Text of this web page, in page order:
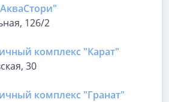
126/2
комплекс "Карат"
30
комплекс "Гранат"